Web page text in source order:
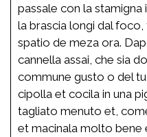
passale con la stamigna
la brascia longi dal
spatio de meza ora.
cannella assai, che sia
commune gusto o del
cipolla et cocila in una
tagliato menuto et,
et macinala molto bene